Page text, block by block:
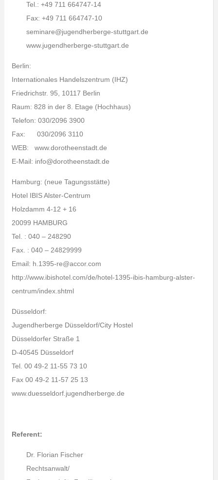
Tel.: +49 711 664747-14
Fax: +49 711 664747-10
seminare@jugendherberge-stuttgart.de
www.jugendherberge-stuttgart.de
Berlin:
Internationales Handelszentrum (IHZ)
Friedrichstr. 95, 10117 Berlin
Raum: 828 in der 8. Etage (Hochhaus)
Telefon: 030/2096 3900
Fax: 030/2096 3110
WEB: www.dorotheenstadt.de
E-Mail: info@dorotheenstadt.de
Hamburg: (neue Tagungsstätte)
Hotel IBIS Alster-Centrum
Holzdamm 4-12 + 16
20099 HAMBURG
Tel. : 040 – 248290
Fax. : 040 – 24829999
Email: h.1395-re@accor.com
http://www.ibishotel.com/de/hotel-1395-ibis-hamburg-alster-
centrum/index.shtml
Düsseldorf:
Jugendherberge Düsseldorf/City Hostel
Düsseldorfer Straße 1
D-40545 Düsseldorf
Tel. 00 49-2 11-55 73 10
Fax 00 49-2 11-57 25 13
www.duesseldorf.jugendherberge.de
Referent:
Dr. Florian Fischer
Rechtsanwalt/